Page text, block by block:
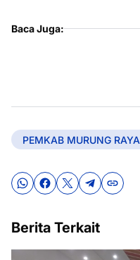
Baca Juga:
PEMKAB MURUNG RAYA
Berita Terkait